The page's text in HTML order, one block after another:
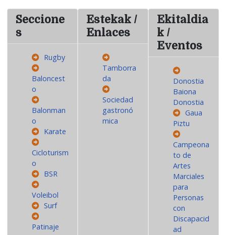
Seccione
s
Rugby
Baloncest
o
Balonman
o
Karate
Cicloturism
o
BSR
Voleibol
Surf
Patinaje
Estekak /
Enlaces
Tamborra
da
Sociedad
gastronó
mica
Ekitaldia
k /
Eventos
Donostia
Baiona
Donostia
Gaua
Piztu
Campeona
to de
Artes
Marciales
para
Personas
con
Discapacid
ad